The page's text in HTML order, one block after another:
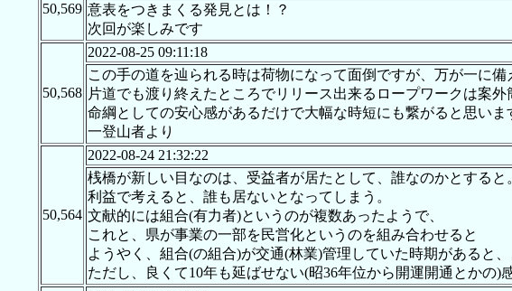
50,569 意表をつきまくる発見とは！？
次回が楽しみです
50,568
2022-08-25 09:11:18
この手の道を辿られる時は荷物になって面倒ですが、万が一に
片道でも渡り終えたところでリリース出来るロープワークは案外
命綱としての安心感があるだけで大幅な時短にも繋がると思いま
一登山者より
50,564
2022-08-24 21:32:22
桟橋が新しい目なのは、受益者が居たとして、誰なのかとすると。
利益で考えると、誰も居ないとなってしまう。
文献的には組合(有力者)というのが複数あったようで、
これと、県が事業の一部を民営化というのを組み合わせると
ようやく、組合(の組合)が交通(林業)管理していた時期があると、
ただし、良くて10年も延ばせない(昭36年位から開運開通とかの)